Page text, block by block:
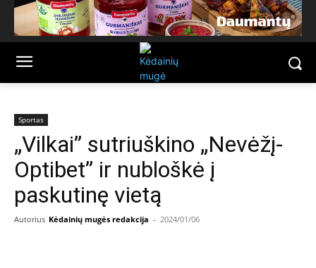
Sportas
„Vilkai” sutriuškino „Nevėžį-
Optibet” ir nubloškė į
paskutinę vietą
Autorius Kėdainių mugės redakcija - 2024/01/06